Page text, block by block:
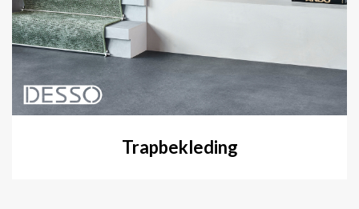
Trapbekleding